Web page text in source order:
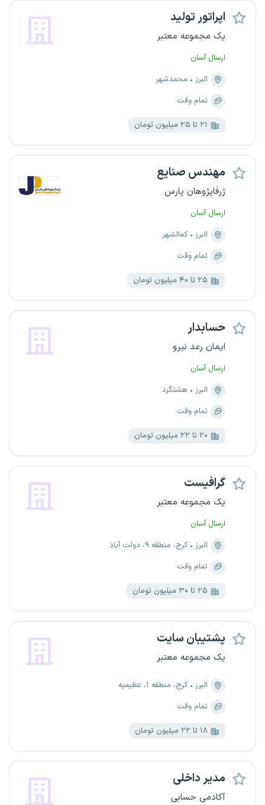
اپراتور تولید
یک مجموعه معتبر
ارسال آسان
البرز
محمدشهر
تمام وقت
۲۱ تا ۲۵ میلیون تومان
مهندس صنایع
ژرفاپژوهان پارس
ارسال آسان
البرز
کمالشهر
تمام وقت
۲۵ تا ۴۰ میلیون تومان
حسابدار
ایمان رعد نیرو
ارسال آسان
البرز
هشتگرد
تمام وقت
۲۰ تا ۲۲ میلیون تومان
گرافیست
یک مجموعه معتبر
ارسال آسان
البرز
کرج، منطقه ۹، دولت آباد
تمام وقت
۲۵ تا ۳۰ میلیون تومان
پشتیبان سایت
یک مجموعه معتبر
البرز
کرج، منطقه ۱، عظیمیه
تمام وقت
۱۸ تا ۲۲ میلیون تومان
مدیر داخلی
آکادمی حسابی